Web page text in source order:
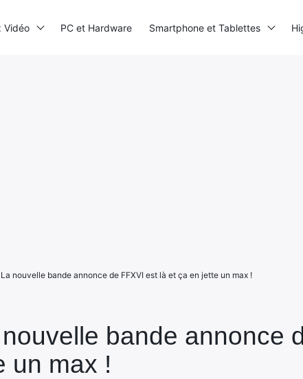
bande annonce
un max !
nouvelle bande annonce de FFXVI est là et ça en jette un max !
Vidéo PC et Hardware Smartphone et Tablettes